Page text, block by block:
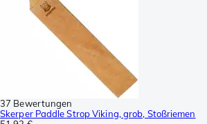
37 Bewertungen
Skerper Paddle Strop Viking, grob, Stoßriemen